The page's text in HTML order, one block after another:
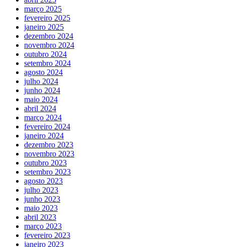
março 2025
fevereiro 2025
janeiro 2025
dezembro 2024
novembro 2024
outubro 2024
setembro 2024
agosto 2024
julho 2024
junho 2024
maio 2024
abril 2024
março 2024
fevereiro 2024
janeiro 2024
dezembro 2023
novembro 2023
outubro 2023
setembro 2023
agosto 2023
julho 2023
junho 2023
maio 2023
abril 2023
março 2023
fevereiro 2023
janeiro 2023